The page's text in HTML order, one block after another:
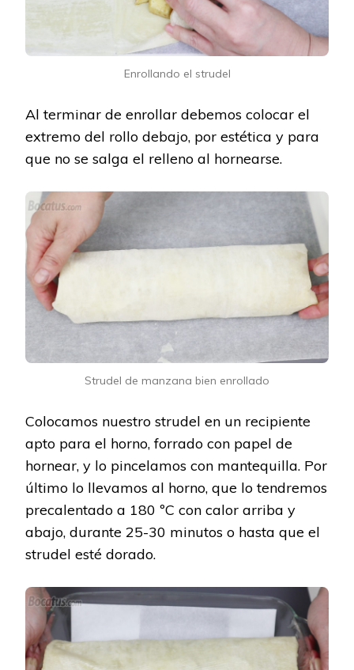
Enrollando el strudel
Al terminar de enrollar debemos colocar el
extremo del rollo debajo, por estética y para
que no se salga el relleno al hornearse.
Strudel de manzana bien enrollado
Colocamos nuestro strudel en un recipiente
apto para el horno, forrado con papel de
hornear, y lo pincelamos con mantequilla. Por
último lo llevamos al horno, que lo tendremos
precalentado a 180 ºC con calor arriba y
abajo, durante 25-30 minutos o hasta que el
strudel esté dorado.